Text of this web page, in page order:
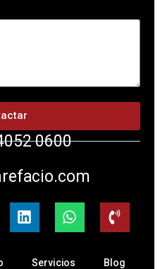
0600
Servicios Blog